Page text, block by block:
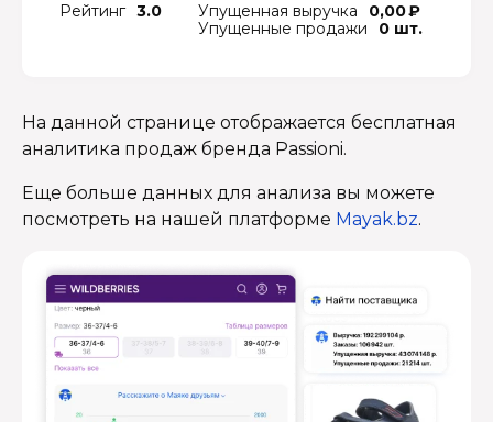
Рейтинг 3.0
Упущенная выручка
0,00 ₽
Упущенные продажи
0 шт.
На данной странице отображается бесплатная
аналитика продаж бренда Passioni.
Еще больше данных для анализа вы можете
посмотреть на нашей платформе Mayak.bz.